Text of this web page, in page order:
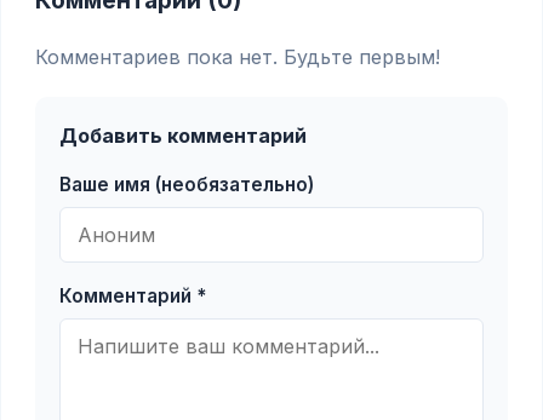
Комментариев пока нет. Будьте первым!
Добавить комментарий
Ваше имя (необязательно)
Комментарий *